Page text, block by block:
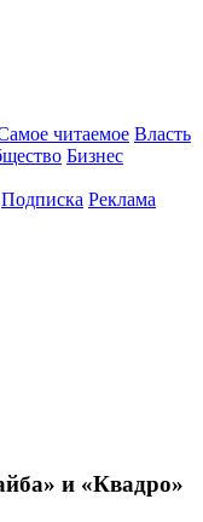
читаемое Власть
Бизнес
Подписка Реклама
и «Квадро»